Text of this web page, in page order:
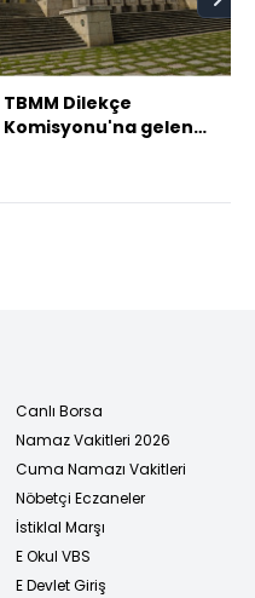
TBMM Dilekçe
Komisyonu'na gelen
Canlı Borsa
Namaz Vakitleri 2026
Cuma Namazı Vakitleri
Nöbetçi Eczaneler
İstiklal Marşı
E Okul VBS
E Devlet Giriş